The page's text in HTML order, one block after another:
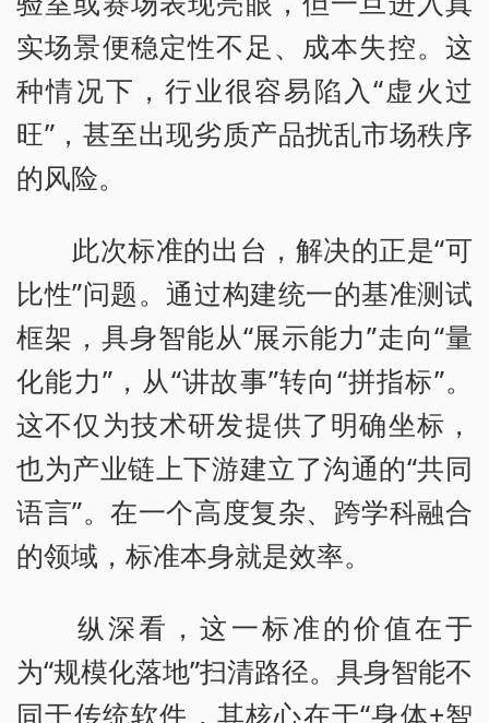
实场景便稳定性不足、成本失控。这
种情况下，行业很容易陷入“虚火过
旺”，甚至出现劣质产品扰乱市场秩序
的风险。
此次标准的出台，解决的正是“可
比性”问题。通过构建统一的基准测试
框架，具身智能从“展示能力”走向“量
化能力”，从“讲故事”转向“拼指标”。
这不仅为技术研发提供了明确坐标，
也为产业链上下游建立了沟通的“共同
语言”。在一个高度复杂、跨学科融合
的领域，标准本身就是效率。
纵深看，这一标准的价值在于
为“规模化落地”扫清路径。具身智能不
同于传统软件，其核心在于“身体+智